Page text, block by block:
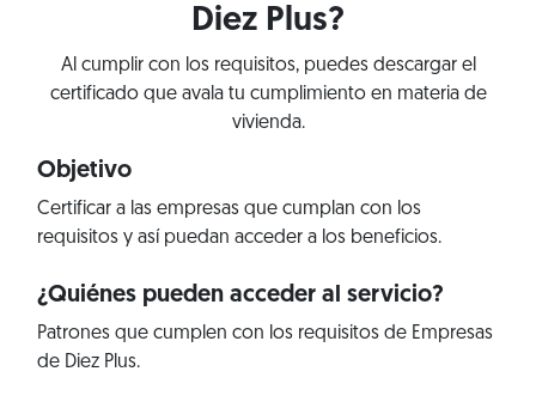
Diez Plus?
Al cumplir con los requisitos, puedes descargar el
certificado que avala tu cumplimiento en materia de
vivienda.
Objetivo
Certificar a las empresas que cumplan con los
requisitos y así puedan acceder a los beneficios.
¿Quiénes pueden acceder al servicio?
Patrones que cumplen con los requisitos de Empresas
de Diez Plus.